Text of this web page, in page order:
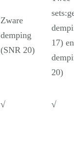
Zware
demping
(SNR 20)
17)
20)
√ √